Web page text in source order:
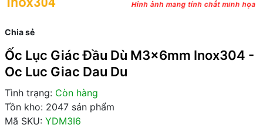
Chia sẻ
Ốc Lục Giác Đầu Dù M3x6mm Inox304 -
Oc Luc Giac Dau Du
Tình trạng: Còn hàng
Tồn kho: 2047 sản phẩm
Mã SKU: YDM3I6